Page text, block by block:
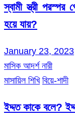
স্বামী স্ত্রী পরস্পর
হয়ে যায়?
January 23, 2023
মাসিক আদর্শ নারী
মাসায়িল শিখি বিয়ে-শাদী
ইদ্দত কাকে বলে?